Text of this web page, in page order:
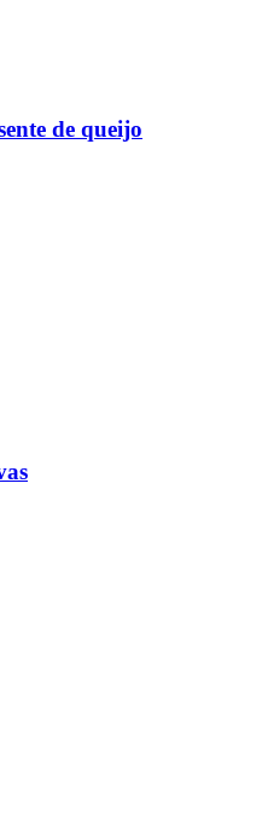
de queijo